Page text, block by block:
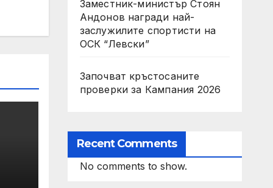
Заместник-министър Стоян
Андонов награди най-
заслужилите спортисти на
ОСК “Левски”
Започват кръстосаните
проверки за Кампания 2026
Recent Comments
No comments to show.